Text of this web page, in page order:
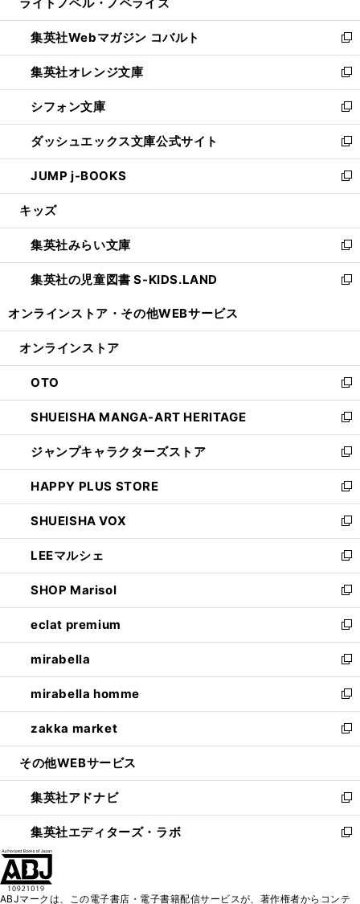
開
く
ウ
で
開
く
ン
ド
ウ
で
開
く
ウ
ィ
ン
ド
ウ
で
開
く
集英社Webマガジン コバルト
新
し
い
ウ
ィ
ン
ド
ウ
で
開
集英社オレンジ文庫
新
し
い
ウ
ィ
ン
ド
ウ
開
く
シフォン文庫
新
し
い
ウ
ィ
ン
ウ
で
開
く
ダッシュエックス文庫公式サイト
新
し
い
ウ
ン
ド
ウ
で
JUMP j-BOOKS
新
し
ウ
ィ
ン
ド
開
キッズ
集英社みらい文庫
新
し
い
ン
ウ
で
開
く
集英社の児童図書 S-KIDS.LAND
新
ウ
ン
ド
ウ
で
開
く
オンラインストア・ その他WEBサービス
オンラインストア
OTO
新
し
い
ウ
ィ
ン
ド
ウ
で
開
く
SHUEISHA MANGA-ART HERITAGE
新
し
い
ウ
ィ
ン
ド
ウ
で
開
く
ジャンプキャラクターズストア
新
し
い
ウ
ィ
ン
ド
ウ
で
開
く
HAPPY PLUS STORE
新
し
い
ウ
ィ
ン
ド
ウ
で
開
く
SHUEISHA VOX
新
し
い
ウ
ィ
ン
ド
ウ
で
開
く
LEEマルシェ
新
し
い
ウ
ィ
ン
ド
ウ
で
開
く
SHOP Marisol
新
し
い
ウ
ィ
ン
ド
ウ
で
開
eclat premium
新
し
い
ウ
ィ
ン
ド
ウ
開
く
mirabella
新
し
い
ウ
ィ
ン
ウ
で
開
く
mirabella homme
新
し
い
ウ
ン
ド
ウ
で
zakka market
新
し
ウ
ィ
ン
ド
く
その他WEBサービス
集英社アドナビ
新
し
い
集英社エディターズ・ラボ
新
ABJマークは、この電子書店・電子書籍配信サービスが、著作権者からコンテ